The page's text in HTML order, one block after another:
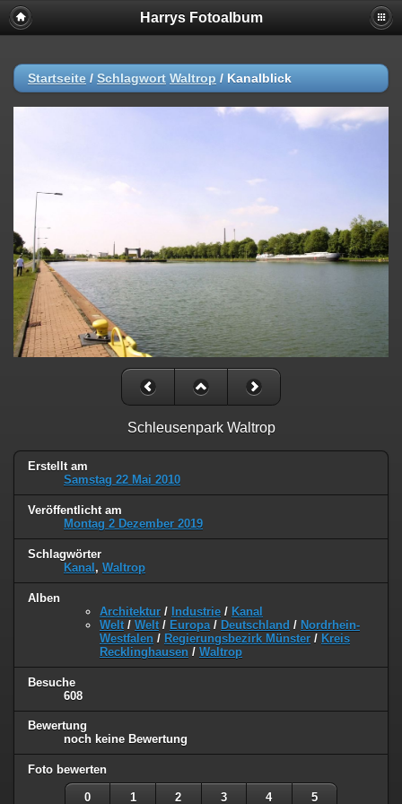
Harrys Fotoalbum
Startseite / Schlagwort Waltrop / Kanalblick
Schleusenpark Waltrop
Erstellt am
Samstag 22 Mai 2010
Veröffentlicht am
Montag 2 Dezember 2019
Schlagwörter
Kanal , Waltrop
Alben
Architektur / Industrie / Kanal
Welt / Welt / Europa / Deutschland / Nordrhein-
Westfalen / Regierungsbezirk Münster / Kreis
Recklinghausen / Waltrop
Besuche
608
Bewertung
noch keine Bewertung
Foto bewerten
0 1 2 3 4 5